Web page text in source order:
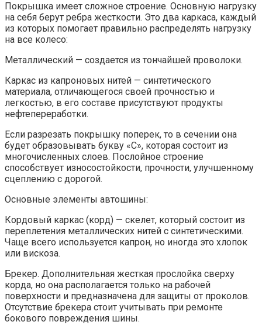
Покрышка имеет сложное строение. Основную нагрузку
на себя берут ребра жесткости. Это два каркаса, каждый
из которых помогает правильно распределять нагрузку
на все колесо:
Металлический — создается из тончайшей проволоки.
Каркас из капроновых нитей — синтетического
материала, отличающегося своей прочностью и
легкостью, в его составе присутствуют продукты
нефтепереработки.
Если разрезать покрышку поперек, то в сечении она
будет образовывать букву «С», которая состоит из
многочисленных слоев. Послойное строение
способствует износостойкости, прочности, улучшенному
сцеплению с дорогой.
Основные элементы автошины:
Кордовый каркас (корд) — скелет, который состоит из
переплетения металлических нитей с синтетическими.
Чаще всего используется капрон, но иногда это хлопок
или вискоза.
Брекер. Дополнительная жесткая прослойка сверху
корда, но она располагается только на рабочей
поверхности и предназначена для защиты от проколов.
Отсутствие брекера стоит учитывать при ремонте
бокового повреждения шины.